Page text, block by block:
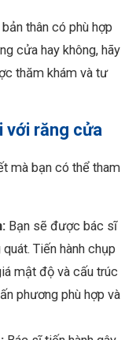
thân có phù hợp
cửa hay không, hãy
thăm khám và tư
với răng cửa
mà bạn có thể tham
Bạn sẽ được bác sĩ
Tiến hành chụp
mật độ và cấu trúc
phương phù hợp và